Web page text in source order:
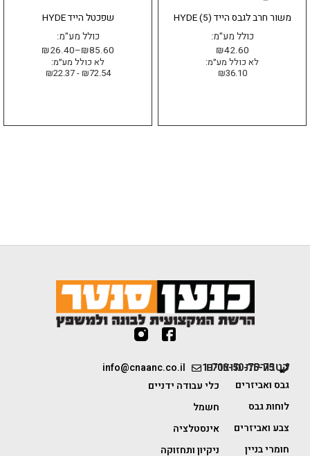
משור חרב לגבס הייד HYDE (5)
₪42.60
כולל מע"מ:
לא כולל מע״מ:
₪36.10
שפכטל הייד HYDE
₪26.40–₪85.60
כולל מע"מ:
לא כולל מע״מ:
₪72.54
-
₪22.37
המוצר
1-700-50-75-75
info@cnaanc.co.il קטגוריות מוצרים
גבס ואביזרים
לוחות גבס
צבע ואביזרים
חומרי בניין
כלי עבודה ידניים
חשמל
אינסטלציה
ניקיון ותחזוקה